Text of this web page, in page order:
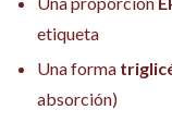
etiqueta
Una forma
absorción)